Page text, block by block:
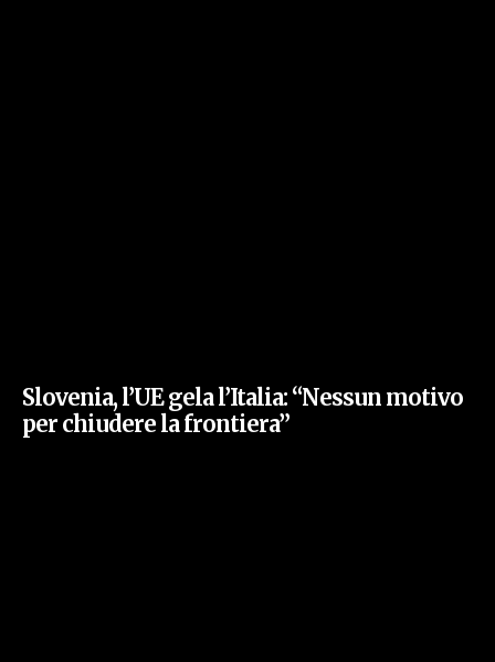
Slovenia, l’UE gela l’Italia: “Nessun motivo
per chiudere la frontiera”